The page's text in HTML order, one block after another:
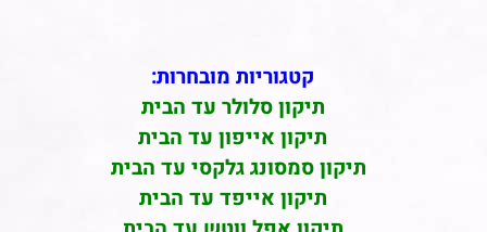
קטגוריות מובחרות:
תיקון סלולר עד הבית
תיקון אייפון עד הבית
תיקון סמסונג גלקסי עד הבית
תיקון אייפד עד הבית